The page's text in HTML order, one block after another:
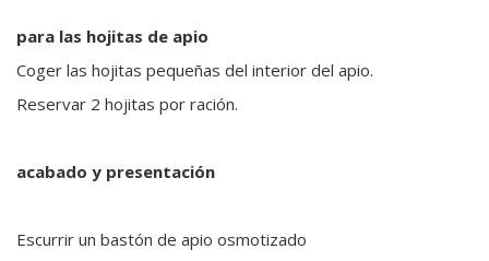
para las hojitas de apio
Coger las hojitas pequeñas del interior del apio.
Reservar 2 hojitas por ración.
acabado y presentación
Escurrir un bastón de apio osmotizado